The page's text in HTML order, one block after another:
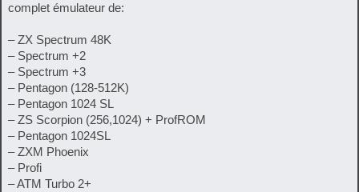
complet émulateur de:
– ZX Spectrum 48K
– Spectrum +2
– Spectrum +3
– Pentagon (128-512K)
– Pentagon 1024 SL
– ZS Scorpion (256,1024) + ProfROM
– Pentagon 1024SL
– ZXM Phoenix
– Profi
– ATM Turbo 2+